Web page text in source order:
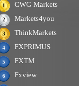
1 CWG Markets
2 Markets4you
3 ThinkMarkets
4 FXPRIMUS
5 FXTM
6 Fxview